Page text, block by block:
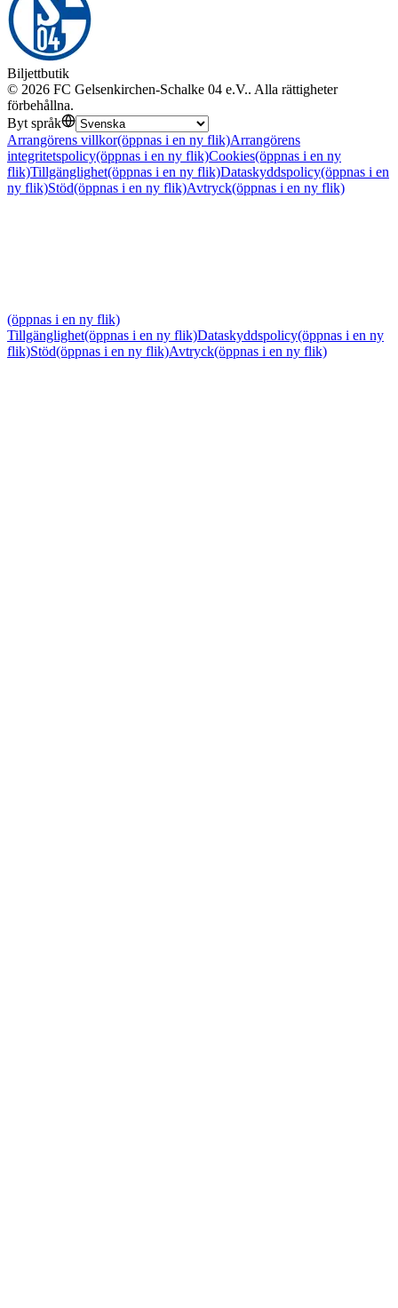
Biljettbutik
© 2026 FC Gelsenkirchen-Schalke 04 e.V.. Alla rättigheter
förbehållna.
Byt språk
Arrangörens villkor(öppnas i en ny flik)Arrangörens
integritetspolicy(öppnas i en ny flik)Cookies(öppnas i en ny
flik)Tillgänglighet(öppnas i en ny flik)Dataskyddspolicy(öppnas i en
ny flik)Stöd(öppnas i en ny flik)Avtryck(öppnas i en ny flik)
(öppnas i en ny flik)
Tillgänglighet(öppnas i en ny flik)Dataskyddspolicy(öppnas i en ny
flik)Stöd(öppnas i en ny flik)Avtryck(öppnas i en ny flik)